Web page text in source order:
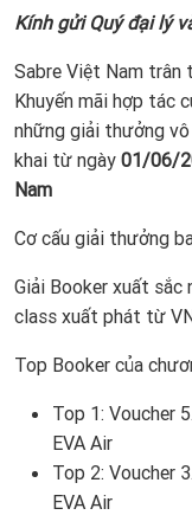
Kính gửi Quý đại lý
Sabre Việt Nam trân
Khuyến mãi hợp tác
những giải thưởng
khai từ ngày 01/06/
Nam
Cơ cấu giải thưởng
Giải Booker xuất sắc
class xuất phát từ
Top Booker của
Top 1: Voucher
EVA Air
Top 2: Voucher
EVA Air